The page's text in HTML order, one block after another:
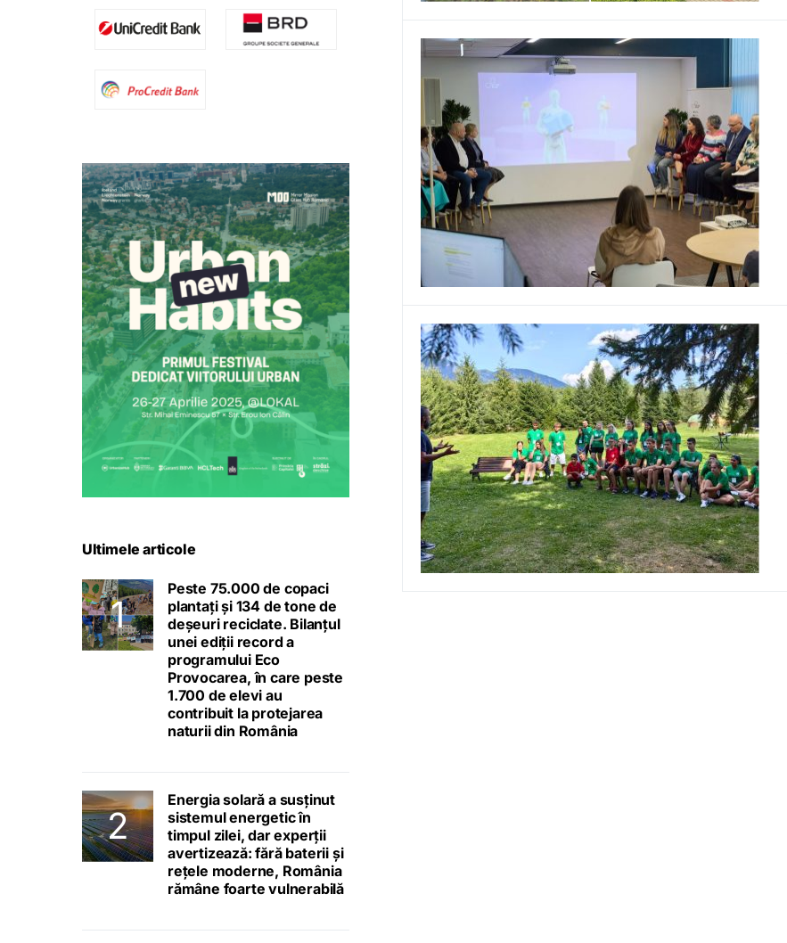
Ultimele articole
Peste 75.000 de copaci
plantați și 134 de tone de
deșeuri reciclate. Bilanțul
unei ediții record a
programului Eco
Provocarea, în care peste
1.700 de elevi au
contribuit la protejarea
naturii din România
Energia solară a susținut
sistemul energetic în
timpul zilei, dar experții
avertizează: fără baterii și
rețele moderne, România
rămâne foarte vulnerabilă